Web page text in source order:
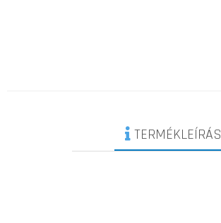
TERMÉKLEÍRÁS